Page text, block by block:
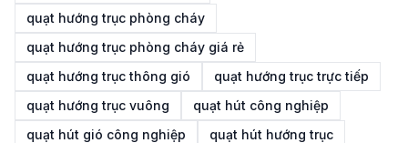
quạt hướng trục phòng cháy
quạt hướng trục phòng cháy giá rẻ
quạt hướng trục thông gió
quạt hướng trục trực tiếp
quạt hướng trục vuông
quạt hút công nghiệp
quạt hút gió công nghiệp
quạt hút hướng trục